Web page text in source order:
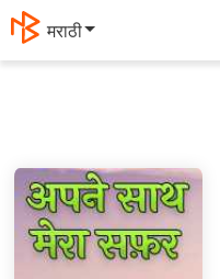
मराठी